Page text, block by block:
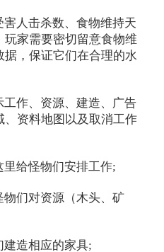
人击杀数、食物维持天
家需要密切留意食物维
，保证它们在合理的水
作、资源、建造、广告
资料地图以及取消工作
给怪物们安排工作;
们对资源（木头、矿
造相应的家具;